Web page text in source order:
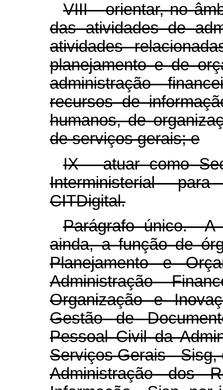
VIII - orientar, no
das atividades de
atividades
planejamento e de
administração
recursos de
humanos, de
de serviços gerais; e
IX - atuar como
Interministerial
CITDigital.
Parágrafo único. A
ainda, a função de
Planejamento e
Administração
Organização e
Gestão de
Pessoal Civil da
Serviços Gerais - Sisg,
Administração dos